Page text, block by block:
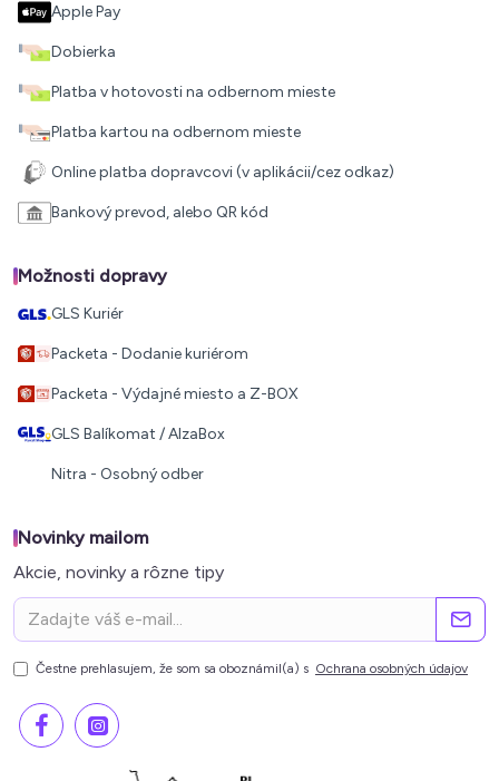
Apple Pay
Dobierka
Platba v hotovosti na odbernom mieste
Platba kartou na odbernom mieste
Online platba dopravcovi (v aplikácii/cez odkaz)
Bankový prevod, alebo QR kód
Možnosti dopravy
GLS Kuriér
Packeta - Dodanie kuriérom
Packeta - Výdajné miesto a Z-BOX
GLS Balíkomat / AlzaBox
Nitra - Osobný odber
Novinky mailom
Akcie, novinky a rôzne tipy
Čestne prehlasujem, že som sa oboznámil(a) s Ochrana osobných údajov